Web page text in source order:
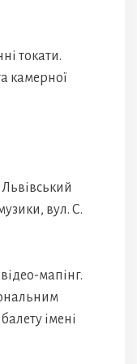
токати.
камерної
вул. С.
мапінг.
імені